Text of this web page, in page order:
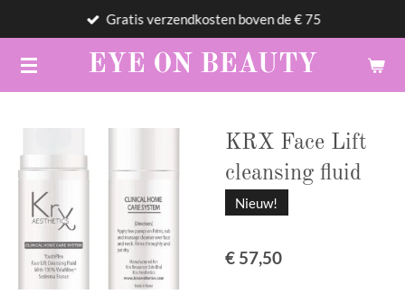
naar
de
EYE ON BEAUTY
Gratis verzendkosten boven de € 75
KRX Face Lift
cleansing fluid
Nieuw!
€ 57,50